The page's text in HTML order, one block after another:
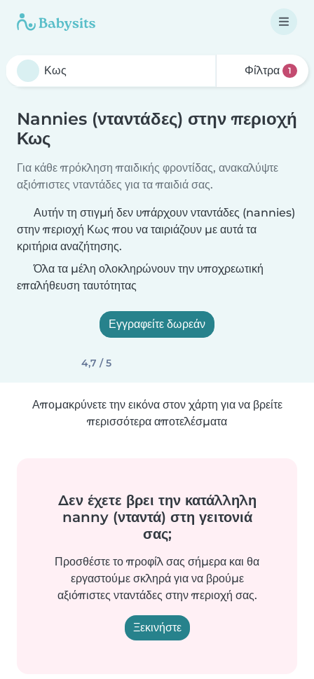
Φίλτρα 1
Nannies (νταντάδες) στην περιοχή
Κως
Για κάθε πρόκληση παιδικής φροντίδας, ανακαλύψτε
αξιόπιστες νταντάδες για τα παιδιά σας.
Αυτήν τη στιγμή δεν υπάρχουν νταντάδες (nannies)
στην περιοχή Κως που να ταιριάζουν με αυτά τα
κριτήρια αναζήτησης.
Όλα τα μέλη ολοκληρώνουν την υποχρεωτική
επαλήθευση ταυτότητας
Εγγραφείτε δωρεάν
4,7 / 5
Απομακρύνετε την εικόνα στον χάρτη για να βρείτε
περισσότερα αποτελέσματα
Δεν έχετε βρει την κατάλληλη
nanny (νταντά) στη γειτονιά
σας;
Προσθέστε το προφίλ σας σήμερα και θα
εργαστούμε σκληρά για να βρούμε
αξιόπιστες νταντάδες στην περιοχή σας.
Ξεκινήστε